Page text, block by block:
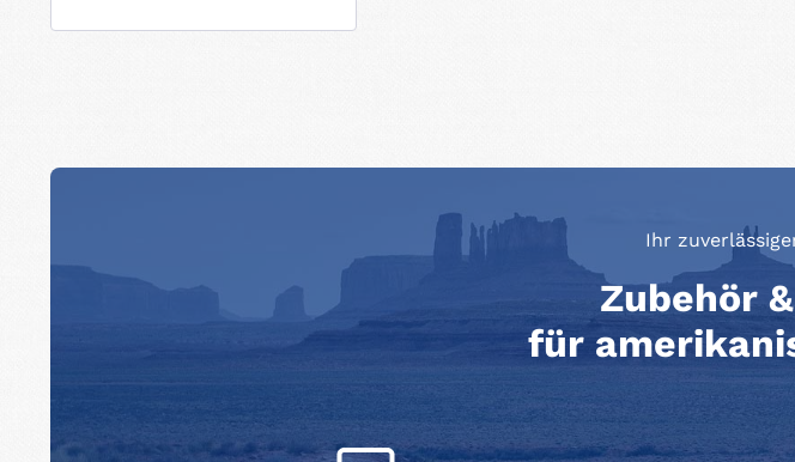
Ihr
Zubehör
für